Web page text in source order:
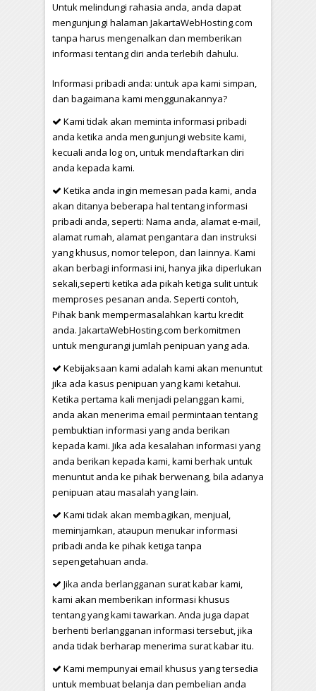
Untuk melindungi rahasia anda, anda dapat
mengunjungi halaman JakartaWebHosting.com
tanpa harus mengenalkan dan memberikan
informasi tentang diri anda terlebih dahulu.
Informasi pribadi anda: untuk apa kami simpan,
dan bagaimana kami menggunakannya?
Kami tidak akan meminta informasi pribadi
anda ketika anda mengunjungi website kami,
kecuali anda log on, untuk mendaftarkan diri
anda kepada kami.
Ketika anda ingin memesan pada kami, anda
akan ditanya beberapa hal tentang informasi
pribadi anda, seperti: Nama anda, alamat e-mail,
alamat rumah, alamat pengantara dan instruksi
yang khusus, nomor telepon, dan lainnya. Kami
akan berbagi informasi ini, hanya jika diperlukan
sekali,seperti ketika ada pikah ketiga sulit untuk
memproses pesanan anda. Seperti contoh,
Pihak bank mempermasalahkan kartu kredit
anda. JakartaWebHosting.com berkomitmen
untuk mengurangi jumlah penipuan yang ada.
Kebijaksaan kami adalah kami akan menuntut
jika ada kasus penipuan yang kami ketahui.
Ketika pertama kali menjadi pelanggan kami,
anda akan menerima email permintaan tentang
pembuktian informasi yang anda berikan
kepada kami. Jika ada kesalahan informasi yang
anda berikan kepada kami, kami berhak untuk
menuntut anda ke pihak berwenang, bila adanya
penipuan atau masalah yang lain.
Kami tidak akan membagikan, menjual,
meminjamkan, ataupun menukar informasi
pribadi anda ke pihak ketiga tanpa
sepengetahuan anda.
Jika anda berlangganan surat kabar kami,
kami akan memberikan informasi khusus
tentang yang kami tawarkan. Anda juga dapat
berhenti berlangganan informasi tersebut, jika
anda tidak berharap menerima surat kabar itu.
Kami mempunyai email khusus yang tersedia
untuk membuat belanja dan pembelian anda